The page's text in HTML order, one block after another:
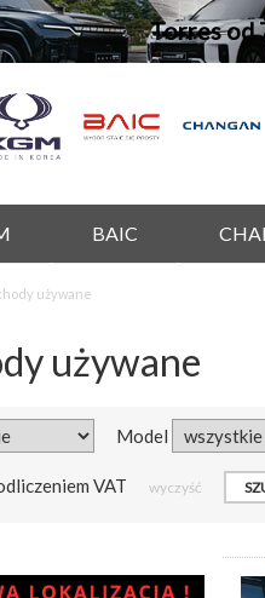
Torres od
BAIC
używane
używane
Model
VAT wyczyść